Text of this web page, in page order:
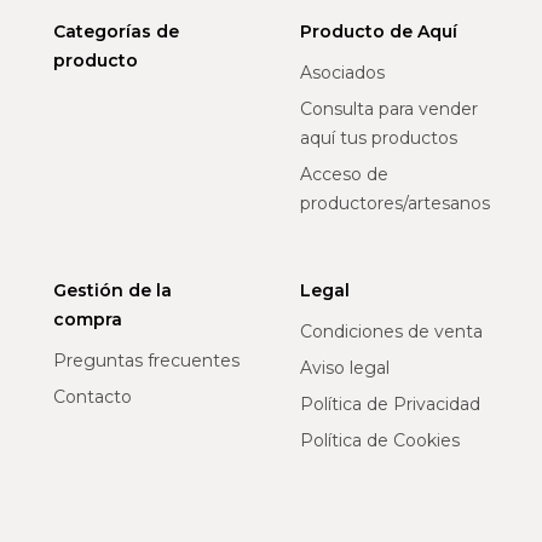
Categorías de
producto
Producto de Aquí
Asociados
Consulta para vender
aquí tus productos
Acceso de
productores/artesanos
Gestión de la
compra
Preguntas frecuentes
Contacto
Legal
Condiciones de venta
Aviso legal
Política de Privacidad
Política de Cookies